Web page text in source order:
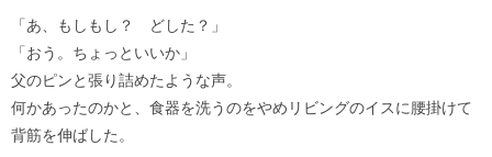
「あ、もしもし？ どした？」
「おう。ちょっといいか」
父のピンと張り詰めたような声。
何かあったのかと、食器を洗うのをやめリビングのイスに腰掛けて
背筋を伸ばした。